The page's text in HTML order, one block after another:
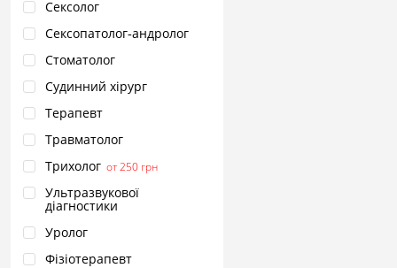
Сексолог
Сексопатолог‑андролог
Стоматолог
Судинний хірург
Терапевт
Травматолог
Трихолог от 250 грн
Ультразвукової
діагностики
Уролог
Фізіотерапевт